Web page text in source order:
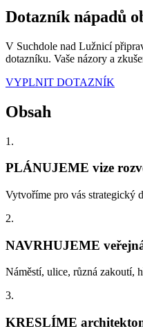
Dotazník nápadů
V Suchdole nad Lužnicí
dotazníku. Vaše názory a
VYPLNIT DOTAZNÍK
Obsah
1.
PLÁNUJEME vize
Vytvoříme pro vás strategický
2.
NAVRHUJEME
Náměstí, ulice, různá zakoutí,
3.
KRESLÍME